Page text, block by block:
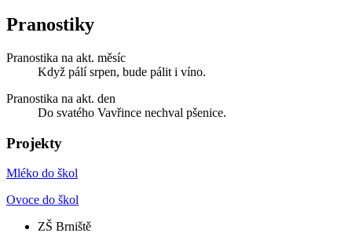
Pranostiky
Pranostika na akt. měsíc
Když pálí srpen, bude pálit i víno.
Pranostika na akt. den
Do svatého Vavřince nechval pšenice.
Projekty
Mléko do škol
Ovoce do škol
ZŠ Brniště